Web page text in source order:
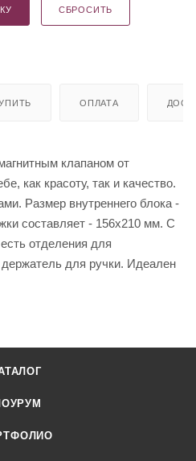
СБРОСИТЬ
ОПЛАТА
клапаном от
как красоту, так и качество.
Размер внутреннего блока -
составляет - 156х210 мм. С
отделения для
держатель для ручки. Идеален